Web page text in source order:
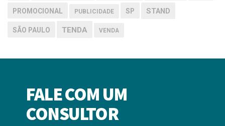
PROMOCIONAL PUBLICIDADE SP STAND
SÃO PAULO TENDA VENDA
FALE COM UM
CONSULTOR